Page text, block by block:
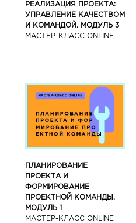
РЕАЛИЗАЦИЯ ПРОЕКТА:
УПРАВЛЕНИЕ КАЧЕСТВОМ
И КОМАНДОЙ. МОДУЛЬ 3
МАСТЕР-КЛАСС ONLINE
ПЛАНИРОВАНИЕ
ПРОЕКТА И
ФОРМИРОВАНИЕ
ПРОЕКТНОЙ КОМАНДЫ.
МОДУЛЬ 1
МАСТЕР-КЛАСС ONLINE